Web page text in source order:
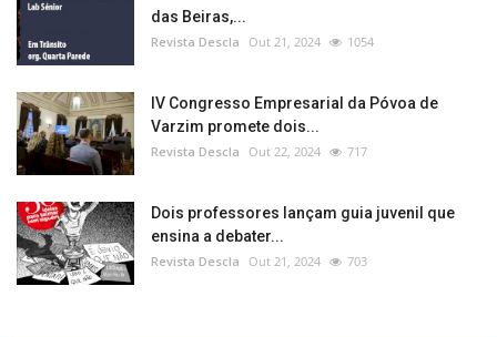
das Beiras,...
Revista Descla Out 21, 2024 1054
IV Congresso Empresarial da Póvoa de
Varzim promete dois...
Revista Descla Out 22, 2024 717
Dois professores lançam guia juvenil que
ensina a debater...
Revista Descla Out 21, 2024 703